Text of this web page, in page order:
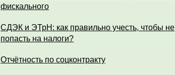
фискального
СДЭК и ЭТрН: как правильно учесть, чтобы не
попасть на налоги?
Отчётность по соцконтракту